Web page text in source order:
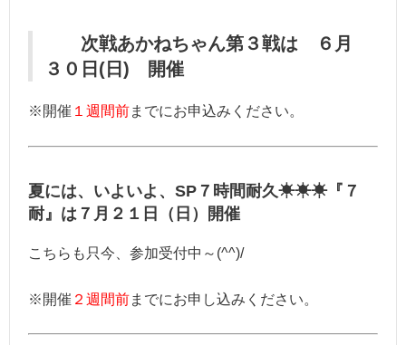
次戦あかねちゃん第３戦は ６月
３０日(日) 開催
※開催 １週間前までにお申込みください。
夏には、いよいよ、SP７時間耐久☀☀☀『７
耐』は７月２１日（日）開催
こちらも只今、参加受付中～(^^)/
※開催 ２週間前までにお申し込みください。